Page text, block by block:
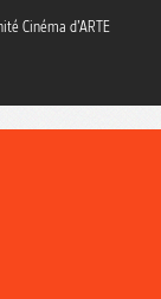
Cinéma d’ARTE